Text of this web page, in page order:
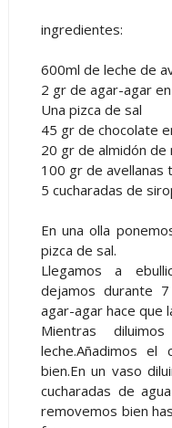
ingredientes:
600ml de leche de
2 gr de agar-agar
Una pizca de sal
45 gr de chocolate
20 gr de almidón de
100 gr de avellanas
5 cucharadas de
En una olla
pizca de sal.
Llegamos a
dejamos durante
agar-agar hace que
Mientras
leche.Añadimos
bien.En un vaso
cucharadas de
removemos bien